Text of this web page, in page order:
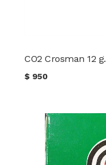
CO2 Crosman 12 g.
$ 950